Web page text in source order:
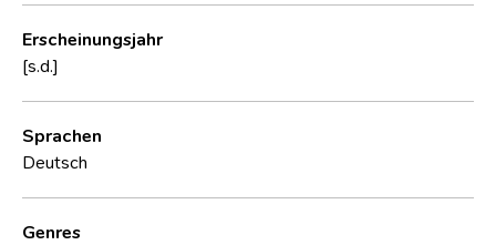
Erscheinungsjahr
[s.d.]
Sprachen
Deutsch
Genres